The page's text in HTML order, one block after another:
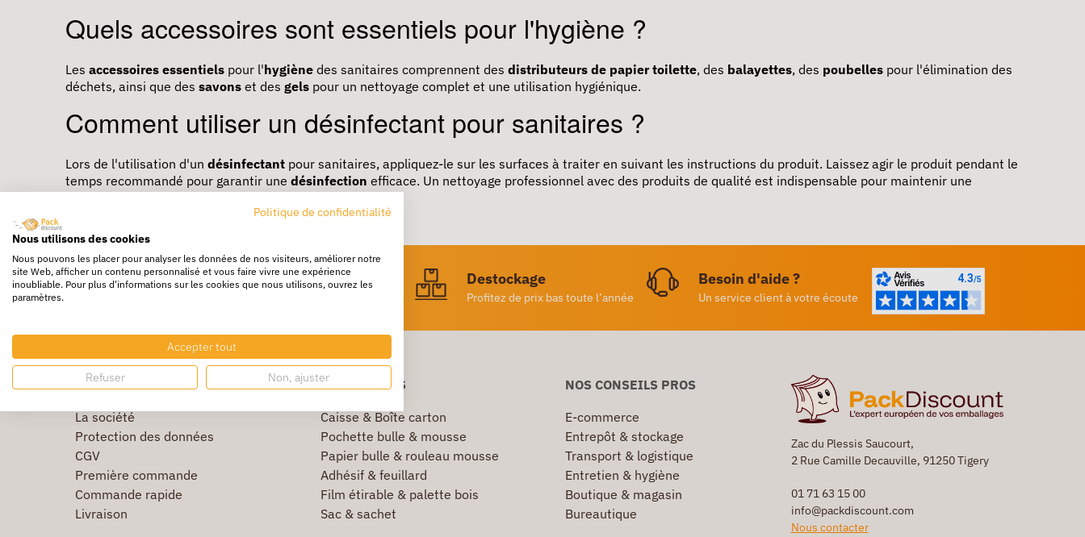
Quels accessoires sont essentiels pour l'hygiène ?
Les accessoires essentiels pour l'hygiène des sanitaires comprennent des distributeurs de papier toilette, des balayettes, des poubelles pour l'élimination des
déchets, ainsi que des savons et des gels pour un nettoyage complet et une utilisation hygiénique.
Comment utiliser un désinfectant pour sanitaires ?
Lors de l'utilisation d'un désinfectant pour sanitaires, appliquez-le sur les surfaces à traiter en suivant les instructions du produit. Laissez agir le produit pendant le
temps recommandé pour garantir une désinfection efficace. Un nettoyage professionnel avec des produits de qualité est indispensable pour maintenir une
hygiène optimale.
Livraison rapide Livraison gratuite Destockage
Profitez de prix bas toute l’année
Besoin d'aide ?
Un service client à votre écoute
Zac du Plessis Saucourt,
2 Rue Camille Decauville, 91250 Tigery
01 71 63 15 00
info@packdiscount.com
Nous contacter
INFORMATIONS
La société
Protection des données
CGV
Première commande
Commande rapide
Livraison
TOP UNIVERS
Caisse & Boîte carton
Pochette bulle & mousse
Papier bulle & rouleau mousse
Adhésif & feuillard
Film étirable & palette bois
Sac & sachet
NOS CONSEILS PROS
E-commerce
Entrepôt & stockage
Transport & logistique
Entretien & hygiène
Boutique & magasin
Bureautique
Politique de confidentialité
Nous utilisons des cookies
Nous pouvons les placer pour analyser les données de nos visiteurs, améliorer notre
site Web, afficher un contenu personnalisé et vous faire vivre une expérience
inoubliable. Pour plus d'informations sur les cookies que nous utilisons, ouvrez les
paramètres.
Accepter tout
Refuser Non, ajuster